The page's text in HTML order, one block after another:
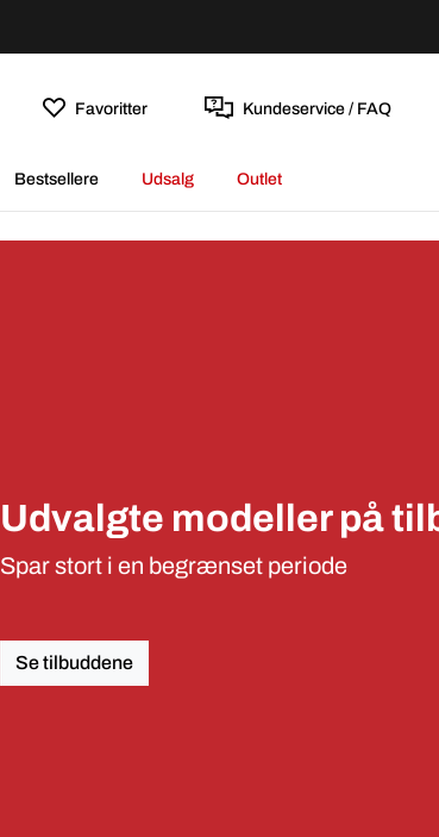
Favoritter Kundeservice / FAQ
Bestsellere Udsalg Outlet
Udvalgte modeller på
Spar stort i en begrænset periode
Se tilbuddene